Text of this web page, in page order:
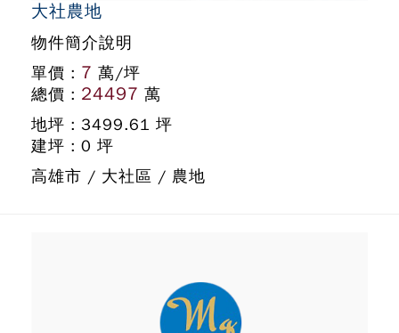
大社農地
物件簡介說明
單價 : 7 萬/坪
總價 : 24497 萬
地坪 : 3499.61 坪
建坪 : 0 坪
高雄市 / 大社區 / 農地